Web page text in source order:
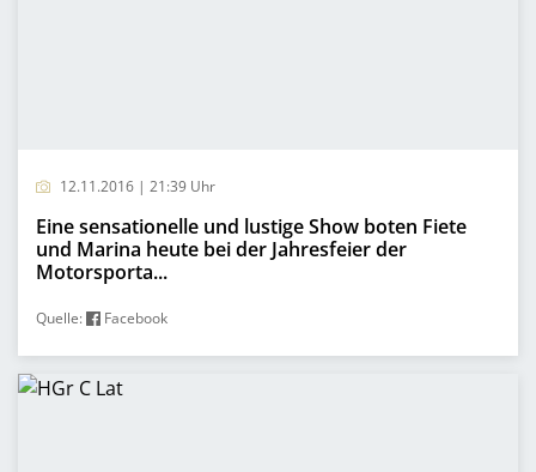
12.11.2016 | 21:39 Uhr
Eine sensationelle und lustige Show boten Fiete
und Marina heute bei der Jahresfeier der
Motorsporta...
Quelle: Facebook